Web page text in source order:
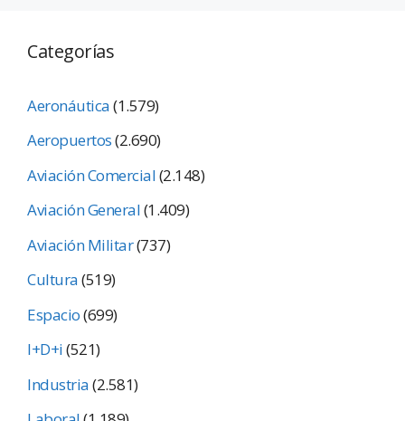
Categorías
Aeronáutica(1.579)
Aeropuertos(2.690)
Aviación Comercial(2.148)
Aviación General(1.409)
Aviación Militar(737)
Cultura(519)
Espacio(699)
I+D+i(521)
Industria(2.581)